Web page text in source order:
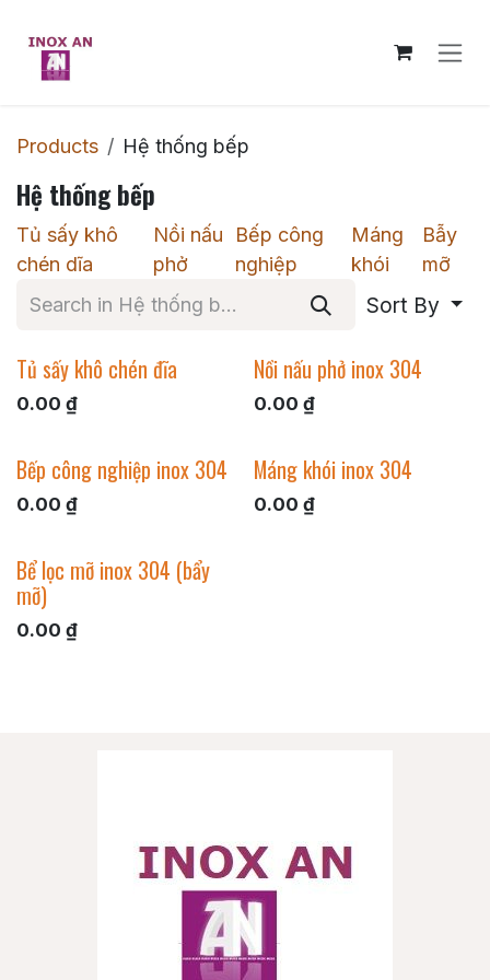
Products Hệ thống bếp
Hệ thống bếp
Tủ sấy khô
chén dĩa
Nồi nấu
phở
Bếp công
nghiệp
Máng
khói
Bẫy
mỡ
Sort By
Tủ sấy khô chén đĩa
0.00 ₫
Nồi nấu phở inox 304
0.00 ₫
Bếp công nghiệp inox 304
0.00 ₫
Máng khói inox 304
0.00 ₫
Bể lọc mỡ inox 304 (bẩy
mỡ)
0.00 ₫